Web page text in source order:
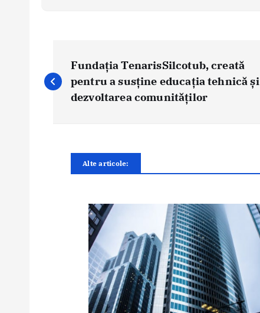
v
Fundația TenarisSilcotub, creată
pentru a susține educația tehnică și
dezvoltarea comunităților
Alte articole: